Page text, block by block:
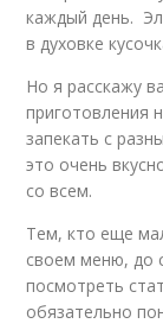
каждый день.
в духовке
Но я расскажу
приготовления
запекать с
это очень
со всем.
Тем, кто еще
своем меню, до
посмотреть
обязательно